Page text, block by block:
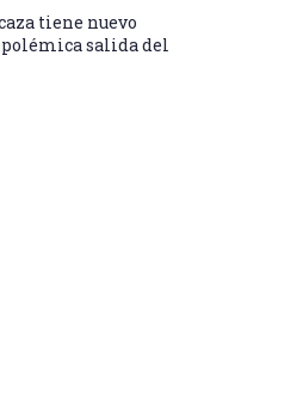
tiene nuevo
salida del